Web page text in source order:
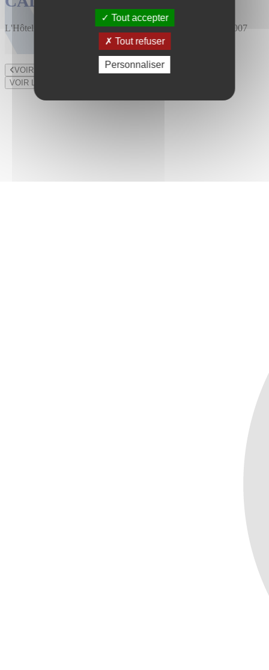
L'Hôtel des Ventes est installé au 47 rue du Bourny depuis 2007
VOIR LE LOT PRÉCÉDENT
VOIR LE LOT SUIVANT
Tout accepter
Tout refuser
Personnaliser